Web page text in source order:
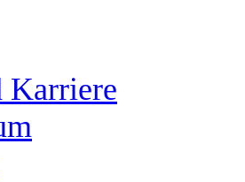
Karriere